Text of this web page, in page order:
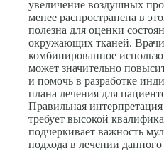
увеличение воздушных
менее распространена в
полезна для оценки
окружающих тканей.
комбинированное
может значительно
и помочь в разработке
плана лечения для
Правильная
требует высокой
подчеркивает важность
подхода в лечении данного